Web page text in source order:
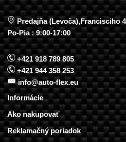
Predajňa (Levoča),Francisciho
Po-Pia : 9:00-17:00
+421 918 789 805
+421 944 358 253
info@auto-flex.eu
Informácie
Ako nakupovať
Reklamačný poriadok